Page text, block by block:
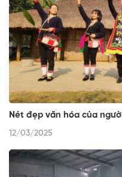
Nét đẹp văn hóa của
12/03/2025